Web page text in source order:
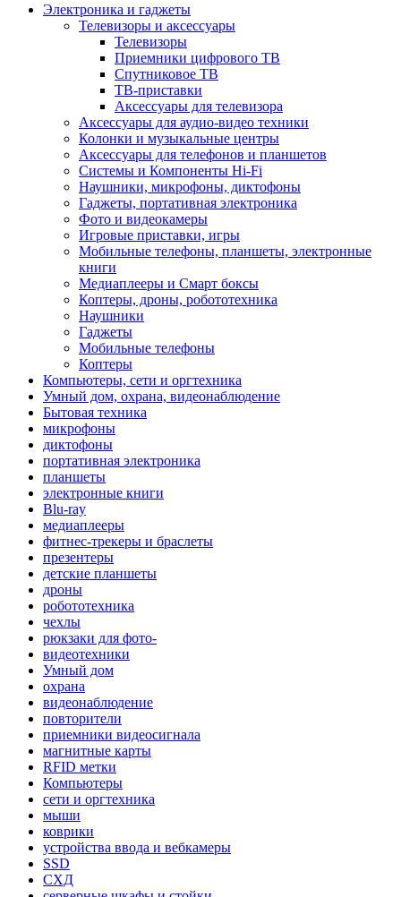
Электроника и гаджеты
Телевизоры и аксессуары
Телевизоры
Приемники цифрового ТВ
Спутниковое ТВ
ТВ-приставки
Аксессуары для телевизора
Аксессуары для аудио-видео техники
Колонки и музыкальные центры
Аксессуары для телефонов и планшетов
Системы и Компоненты Hi-Fi
Наушники, микрофоны, диктофоны
Гаджеты, портативная электроника
Фото и видеокамеры
Игровые приставки, игры
Мобильные телефоны, планшеты, электронные
книги
Медиаплееры и Смарт боксы
Коптеры, дроны, робототехника
Наушники
Гаджеты
Мобильные телефоны
Коптеры
Компьютеры, сети и оргтехника
Умный дом, охрана, видеонаблюдение
Бытовая техника
микрофоны
диктофоны
портативная электроника
планшеты
электронные книги
Blu-ray
медиаплееры
фитнес-трекеры и браслеты
презентеры
детские планшеты
дроны
робототехника
чехлы
рюкзаки для фото-
видеотехники
Умный дом
охрана
видеонаблюдение
повторители
приемники видеосигнала
магнитные карты
RFID метки
Компьютеры
сети и оргтехника
мыши
коврики
устройства ввода и вебкамеры
SSD
СХД